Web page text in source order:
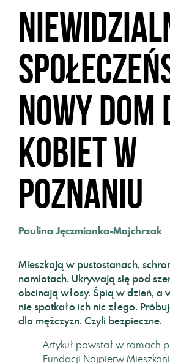
nowy dom
kobiet w
Poznaniu
Paulina Jęczmionka-Majchrzak
Mieszkają w pustostanach,
namiotach. Ukrywają się pod
obcinają włosy. Śpią w dzień, a
nie spotkało ich nic złego.
dla mężczyzn. Czyli bezpieczne.
Artykuł powstał w ramach
Fundacji Najpierw